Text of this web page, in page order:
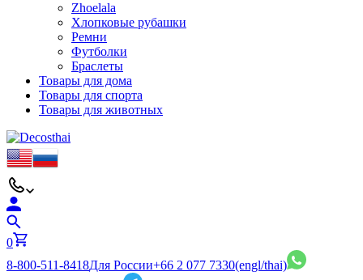
Zhoelala
Хлопковые рубашки
Ремни
Футболки
Браслеты
Товары для дома
Товары для спорта
Товары для животных
0
8-800-511-8418Для России+66 2 077 7330(engl/thai)